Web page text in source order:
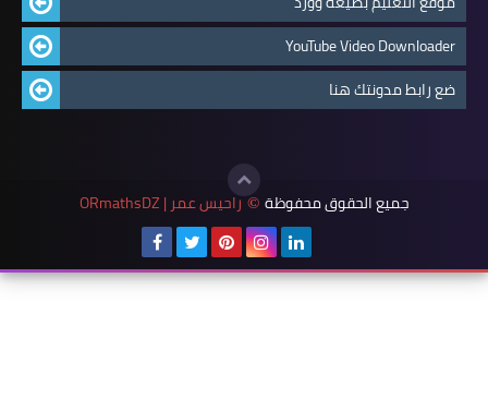
YouTube Video Downloader
ضع رابط مدونتك هنا
جميع الحقوق محفوظة © راحيس عمر | ORmathsDZ